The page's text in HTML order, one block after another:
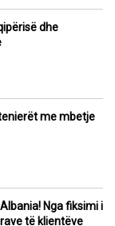
dhe
me mbetje
Nga fiksimi i
të klientëve